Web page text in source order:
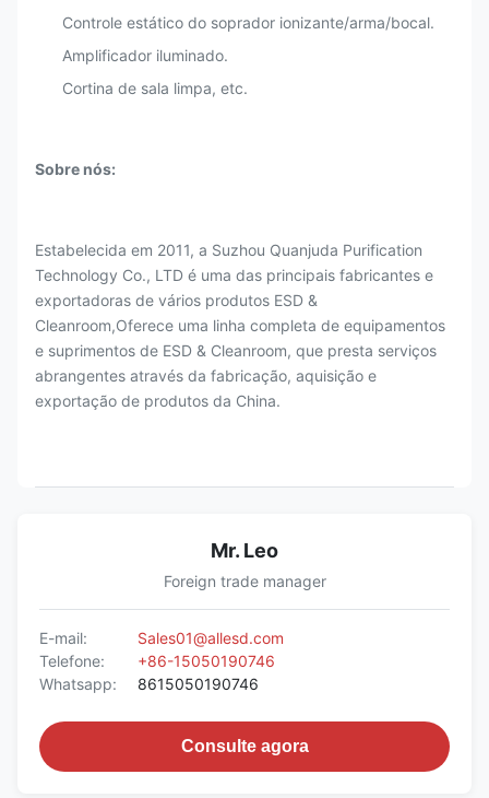
Controle estático do soprador ionizante/arma/bocal.
Amplificador iluminado.
Cortina de sala limpa, etc.
Sobre nós:
Estabelecida em 2011, a Suzhou Quanjuda Purification
Technology Co., LTD é uma das principais fabricantes e
exportadoras de vários produtos ESD &
Cleanroom,Oferece uma linha completa de equipamentos
e suprimentos de ESD & Cleanroom, que presta serviços
abrangentes através da fabricação, aquisição e
exportação de produtos da China.
Mr. Leo
Foreign trade manager
E-mail:
Sales01@allesd.com
Telefone:
+86-15050190746
Whatsapp:
8615050190746
Consulte agora